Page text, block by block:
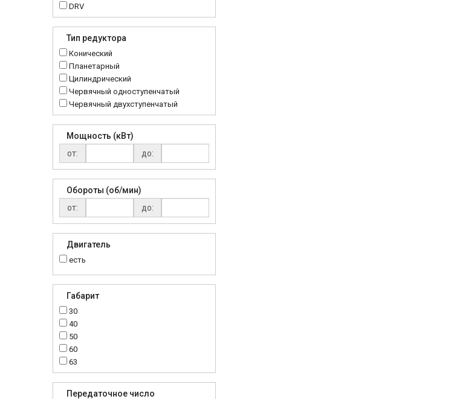
DRV
K..DR
MTC
NMRV
RC
Тип редуктора
Конический
Планетарный
Цилиндрический
Червячный одноступенчатый
Червячный двухступенчатый
Мощность (кВт)
от:
до:
Обороты (об/мин)
от:
до:
Двигатель
есть
Габарит
30
40
50
60
63
70
Передаточное число